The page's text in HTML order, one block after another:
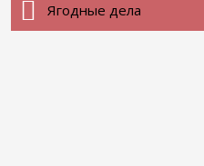
Ягодные дела